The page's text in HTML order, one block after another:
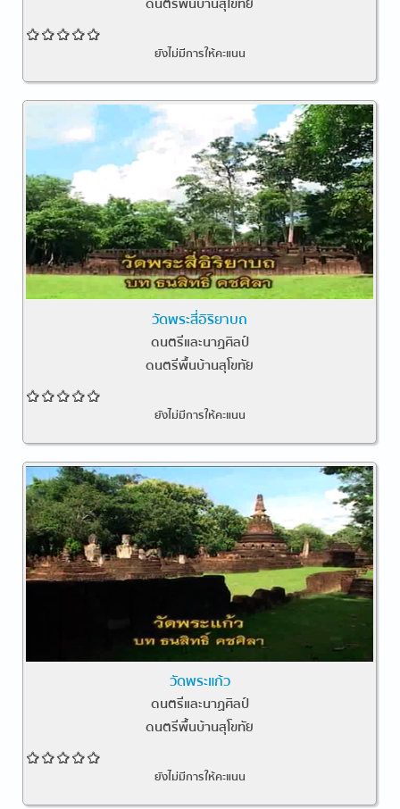
ยังไม่มีการให้คะแนน
วัดพระสี่อิริยาบถ
ดนตรีและนาฏศิลป์
ดนตรีพื้นบ้านสุโขทัย
ยังไม่มีการให้คะแนน
วัดพระแก้ว
ดนตรีและนาฏศิลป์
ดนตรีพื้นบ้านสุโขทัย
ยังไม่มีการให้คะแนน